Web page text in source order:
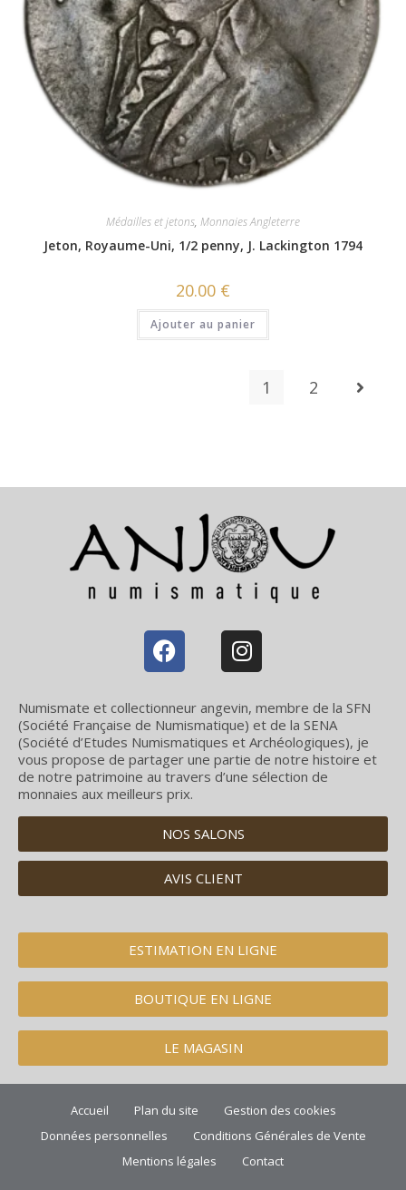
Médailles et jetons, Monnaies Angleterre
Jeton, Royaume-Uni, 1/2 penny, J. Lackington 1794
20.00 €
Ajouter au panier
1 2
Numismate et collectionneur angevin, membre de la SFN
(Société Française de Numismatique) et de la SENA
(Société d’Etudes Numismatiques et Archéologiques), je
vous propose de partager une partie de notre histoire et
de notre patrimoine au travers d’une sélection de
monnaies aux meilleurs prix.
NOS SALONS
AVIS CLIENT
ESTIMATION EN LIGNE
BOUTIQUE EN LIGNE
LE MAGASIN
Accueil Plan du site
Gestion des cookies
Données personnelles
Conditions Générales de Vente
Mentions légales
Contact